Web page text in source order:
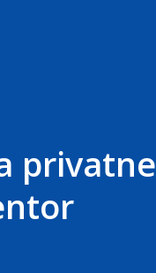
privatne